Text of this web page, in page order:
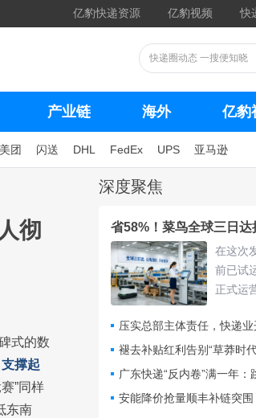
亿豹快递资源 亿豹视频 快
产业链 海外 亿豹
美团 闪送 DHL FedEx UPS 亚马逊
彻
式的数
撑起
”同样
东南
深度聚焦
省58%！菜鸟全球三日
在这次
前已试
正式运
清关、
进同一
最快24
压实总部主体责任，快递